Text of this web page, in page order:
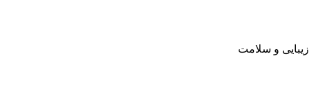
زیبایی و سلامت